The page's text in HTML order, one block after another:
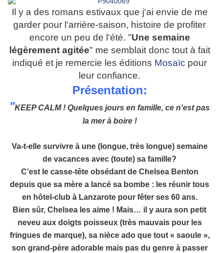
Il y a des romans estivaux que j'ai envie de me
garder pour l'arrière-saison, histoire de profiter
encore un peu de l'été. "Une semaine
légèrement agitée" me semblait donc tout à fait
indiqué et je remercie les éditions Mosaïc pour
leur confiance.
Présentation:
"KEEP CALM ! Quelques jours en famille, ce n'est pas
la mer à boire !
Va-t-elle survivre à une (longue, très longue) semaine
de vacances avec (toute) sa famille?
C’est le casse-tête obsédant de Chelsea Benton
depuis que sa mère a lancé sa bombe : les réunir tous
en hôtel-club à Lanzarote pour fêter ses 60 ans.
Bien sûr, Chelsea les aime ! Mais… il y aura son petit
neveu aux doigts poisseux (très mauvais pour les
fringues de marque), sa nièce ado que tout « saoule »,
son grand-père adorable mais pas du genre à passer